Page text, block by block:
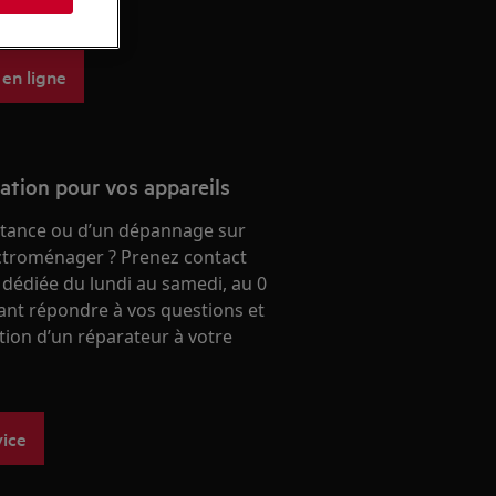
ligne
pour vos appareils
ou d’un dépannage sur
? Prenez contact
du lundi au samedi, au 0
répondre à vos questions et
d’un réparateur à votre